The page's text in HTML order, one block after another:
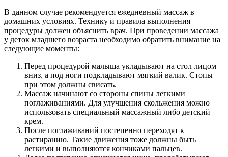
В данном случае рекомендуется ежедневный массаж в
домашних условиях. Технику и правила выполнения
процедуры должен объяснить врач. При проведении массажа
у деток младшего возраста необходимо обратить внимание на
следующие моменты:
Перед процедурой малыша укладывают на стол лицом
вниз, а под ноги подкладывают мягкий валик. Стопы
при этом должны свисать.
Массаж начинают со стороны спины легкими
поглаживаниями. Для улучшения скольжения можно
использовать специальный массажный либо детский
крем.
После поглаживаний постепенно переходят к
растиранию. Такие движения тоже должны быть
легкими и выполняются кончиками пальцев.